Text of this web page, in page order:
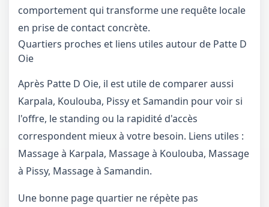
comportement qui transforme une requête locale
en prise de contact concrète.
Quartiers proches et liens utiles autour de Patte D
Oie
Après Patte D Oie, il est utile de comparer aussi
Karpala, Koulouba, Pissy et Samandin pour voir si
l'offre, le standing ou la rapidité d'accès
correspondent mieux à votre besoin. Liens utiles :
Massage à Karpala, Massage à Koulouba, Massage
à Pissy, Massage à Samandin.
Une bonne page quartier ne répète pas